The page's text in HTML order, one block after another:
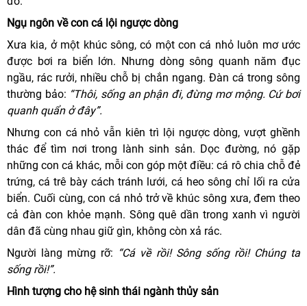
Ngụ ngôn vềcon cá lội ngược dòng
Xưa kia, ở một khúc sông, có một con cá nhỏ luôn mơ ước
được bơi ra biển lớn. Nhưng dòng sông quanh năm đục
ngầu, rác rưởi, nhiều chỗ bị chắn ngang. Đàn cá trong sông
thường bảo: “Thôi, sống an phận đi, đừng mơ mộng. Cứ bơi
quanh quẩn ở đây”.
Nhưng con cá nhỏ vẫn kiên trì lội ngược dòng, vượt ghềnh
thác để tìm nơi trong lành sinh sản. Dọc đường, nó gặp
những con cá khác, mỗi con góp một điều: cá rô chia chỗ đẻ
trứng, cá trê bày cách tránh lưới, cá heo sông chỉ lối ra cửa
biển. Cuối cùng, con cá nhỏ trở về khúc sông xưa, đem theo
cả đàn con khỏe mạnh. Sông quê dần trong xanh vì người
dân đã cùng nhau giữ gìn, không còn xả rác.
Người làng mừng rỡ: “Cá về rồi! Sông sống rồi! Chúng ta
sống rồi!”.
Hình tượng cho hệ sinh thái ngành thủy sản